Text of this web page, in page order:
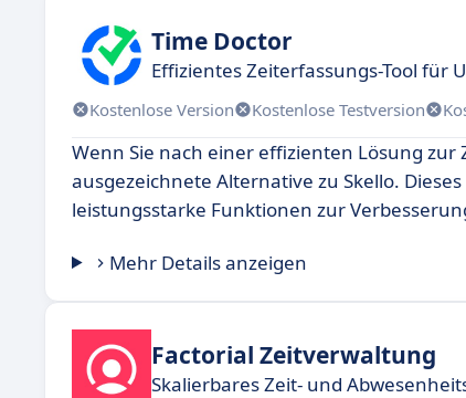
Time Doctor
Effizientes Zeiterfassungs-Tool für
Kostenlose Version Kostenlose Testversion
Wenn Sie nach einer effizienten Lösung
ausgezeichnete Alternative zu Skello.
leistungsstarke Funktionen zur
Mehr Details anzeigen
Factorial Zeitverwaltung
Skalierbares Zeit- und